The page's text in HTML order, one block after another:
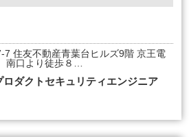
7 住友不動産青葉台ヒルズ9階 京王電
口より徒歩８…
ロダクトセキュリティエンジニア